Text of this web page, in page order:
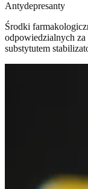
Antydepresanty
Środki
odpowiedzialnych za
substytutem